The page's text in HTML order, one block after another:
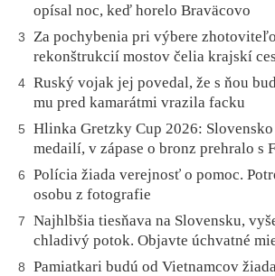
opísal noc, keď horelo Braväcovo
3
Za pochybenia pri výbere
rekonštrukcií mostov čelia krajskí
4 Ruský vojak jej povedal, že s ňou
mu pred kamarátmi vrazila facku
5
Hlinka Gretzky Cup 2026: Slovensko
medailí, v zápase o bronz prehralo s
6
Polícia žiada verejnosť o pomoc.
osobu z fotografie
7
Najhlbšia tiesňava na Slovensku,
chladivý potok. Objavte úchvatné
8
Pamiatkari budú od Vietnamcov